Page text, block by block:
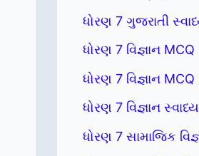
ધોરણ 7 ગુજરાતી
ધોરણ 7 વિજ્ઞાન MCQ
ધોરણ 7 વિજ્ઞાન MCQ
ધોરણ 7 વિજ્ઞાન
ધોરણ 7 સામાજિક